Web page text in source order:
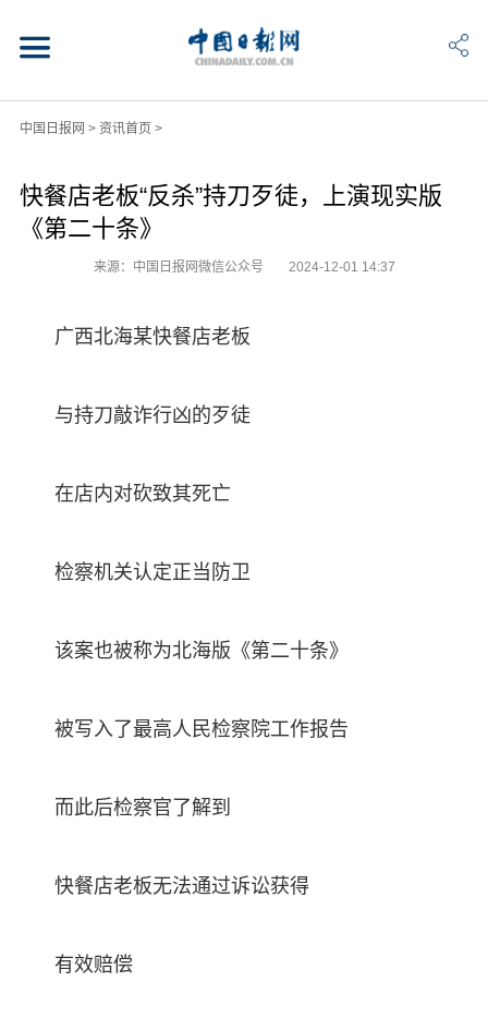
中国日报网 > 资讯首页>
快餐店老板“反杀”持刀歹徒，上演现实版
《第二十条》
来源：中国日报网微信公众号 2024-12-01 14:37
广西北海某快餐店老板
与持刀敲诈行凶的歹徒
在店内对砍致其死亡
检察机关认定正当防卫
该案也被称为北海版《第二十条》
被写入了最高人民检察院工作报告
而此后检察官了解到
快餐店老板无法通过诉讼获得
有效赔偿